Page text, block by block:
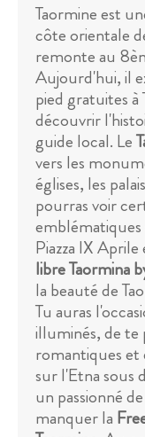
Taormine est
côte orientale
remonte au
Aujourd'hui, il
pied gratuites
découvrir
guide local. Le
vers les
églises, les
pourras voir
Piazza IX Aprile
libre Taormina
la beauté de
Tu auras
illuminés, de te
romantiques et
sur l'Etna sous
un passionné
manquer la